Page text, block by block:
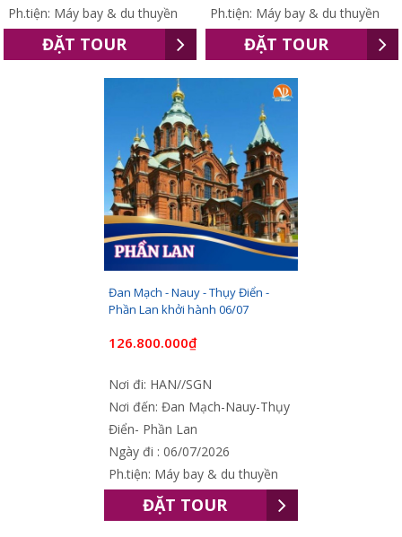
Ph.tiện: Máy bay & du thuyền
ĐẶT TOUR
Ph.tiện: Máy bay & du thuyền
ĐẶT TOUR
Đan Mạch - Nauy - Thụy Điển -
Phần Lan khởi hành 06/07
126.800.000₫
Nơi đi: HAN//SGN
Nơi đến: Đan Mạch-Nauy-Thụy
Điển- Phần Lan
Ngày đi : 06/07/2026
Ph.tiện: Máy bay & du thuyền
ĐẶT TOUR